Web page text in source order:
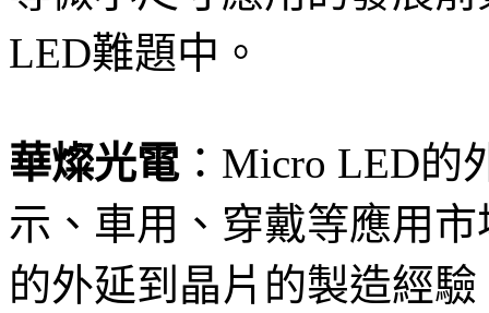
LED難題中。
華燦光電：Micro LED的
示、車用、穿戴等應用
的外延到晶片的製造經